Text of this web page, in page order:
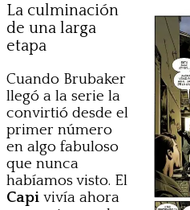
La culminación
de una larga
etapa
Cuando Brubaker
llegó a la serie la
convirtió desde el
primer número
en algo fabuloso
que nunca
habíamos visto. El
Capi vivía ahora